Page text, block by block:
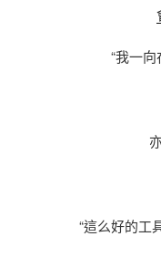
“我一
“這么好的工